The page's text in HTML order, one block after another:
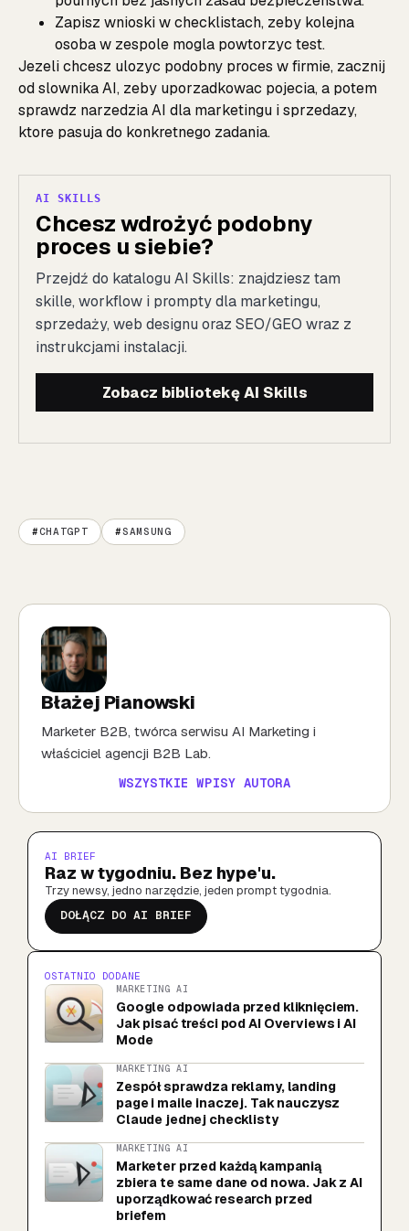
Zapisz wnioski w checklistach, zeby kolejna
osoba w zespole mogla powtorzyc test.
Jezeli chcesz ulozyc podobny proces w firmie, zacznij
odslownika AI, zeby uporzadkowac pojecia, a potem
sprawdz narzedzia AI dla marketingu i sprzedazy,
ktore pasuja do konkretnego zadania.
AI SKILLS
Chcesz wdrożyć podobny
proces u siebie?
Przejdź do katalogu AI Skills: znajdziesz tam
skille, workflow i prompty dla marketingu,
sprzedaży, web designu oraz SEO/GEO wraz z
instrukcjami instalacji.
Zobacz bibliotekę AI Skills
CHATGPT SAMSUNG
Błażej Pianowski
Marketer B2B, twórca serwisu AI Marketing i
właściciel agencji B2B Lab.
WSZYSTKIE WPISY AUTORA
AI BRIEF
Raz w tygodniu. Bez hype'u.
Trzy newsy, jedno narzędzie, jeden prompt tygodnia.
DOŁĄCZ DO AI BRIEF
OSTATNIO DODANE
MARKETING AI
Google odpowiada przed kliknięciem.
Jak pisać treści pod AI Overviews i AI
Mode
MARKETING AI
Zespół sprawdza reklamy, landing
page i maile inaczej. Tak nauczysz
Claude jednej checklisty
MARKETING AI
Marketer przed każdą kampanią
zbiera te same dane od nowa. Jak z AI
uporządkować research przed
briefem